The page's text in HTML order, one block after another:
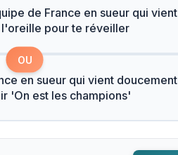
de France en sueur qui vient
l'oreille pour te réveiller
OU
en sueur qui vient doucement
'On est les champions'